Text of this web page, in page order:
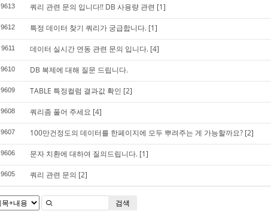
9613 쿼리 관련 문의 입니다!! DB 사용량 관련 [1]
9612 특정 데이터 찾기 쿼리가 궁급합니다. [1]
9611 데이터 실시간 연동 관련 문의 입니다. [4]
9610 DB 복제에 대해 질문 드립니다.
9609 TABLE 특정컬럼 결과값 확인 [2]
9608 쿼리좀 풀어 주세요 [4]
9607 100만건정도의 데이터를 한페이지에 모두 뿌려주는 게 가능할까요? [2]
9606 문자 치환에 대하여 질의드립니다. [1]
9605 쿼리 관련 문의 [2]
검색